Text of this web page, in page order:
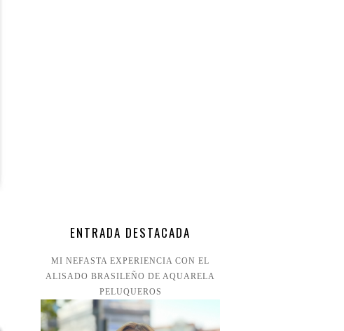
ENTRADA DESTACADA
MI NEFASTA EXPERIENCIA CON EL
ALISADO BRASILEÑO DE AQUARELA
PELUQUEROS